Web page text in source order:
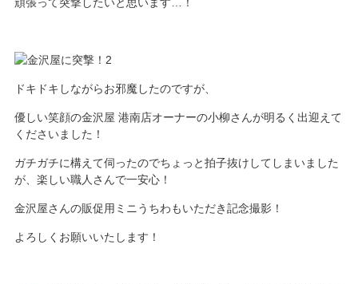
ドキドキしながらお邪魔したのですが、
優しい笑顔の金沢屋 港南店オーナーの小柳さんが明るく出迎えて
くださいました！
ガチガチに構えて伺ったのでちょっと拍子抜けしてしまいました
が、楽しい職人さんで一安心！
金沢屋さんの販促用ミニうちわもいただき記念撮影！
よろしくお願いいたします！